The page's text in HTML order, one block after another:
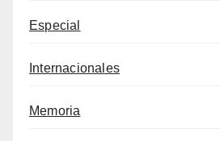
Especial
Internacionales
Memoria